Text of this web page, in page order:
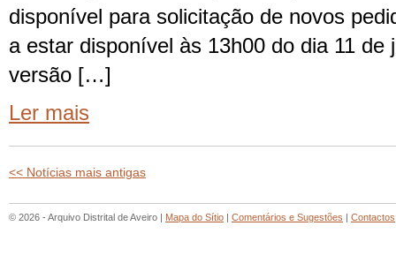
disponível para solicitação de novos
a estar disponível às 13h00 do dia 11 de
versão […]
Ler mais
<< Notícias mais antigas
© 2026 - Arquivo Distrital de Aveiro | Mapa do Sítio | Comentários e Sugestões | Contactos